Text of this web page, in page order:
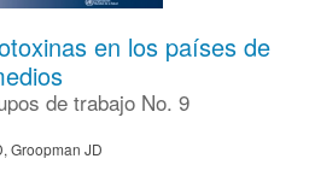
en los países de
de trabajo No. 9
Groopman JD